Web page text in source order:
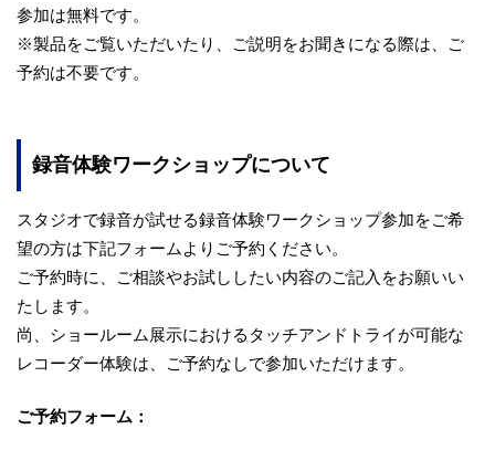
参加は無料です。
※製品をご覧いただいたり、ご説明をお聞きになる際は、ご
予約は不要です。
録音体験ワークショップについて
スタジオで録音が試せる録音体験ワークショップ参加をご希
望の方は下記フォームよりご予約ください。
ご予約時に、ご相談やお試ししたい内容のご記入をお願いい
たします。
尚、ショールーム展示におけるタッチアンドトライが可能な
レコーダー体験は、ご予約なしで参加いただけます。
ご予約フォーム：